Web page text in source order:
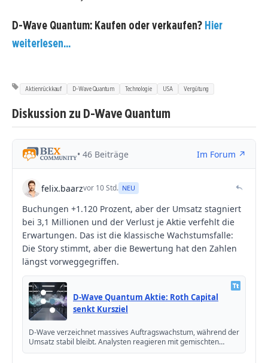
D-Wave Quantum: Kaufen oder verkaufen? Hier
weiterlesen...
Aktienrückkauf D-Wave Quantum Technologie USA Vergütung
Diskussion zu D-Wave Quantum